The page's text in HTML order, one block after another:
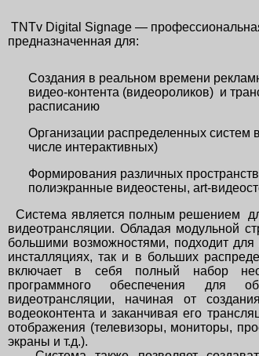
TNTv Digital Signage —
предназначенная для:
Создания в реальном времени
видео-контента (видеороликов) и
расписанию
Организации распределенных систем
числе интерактивных)
Формирования различных
полиэкранные видеостены, art-
Система является полным решением
видеотрансляции. Обладая модульной
большими возможностями, подходит
инсталляциях, так и в больших
включает в себя полный набор
программного обеспечения для
видеотрансляции, начиная от
водеоконтента и заканчивая его
отображения (телевизоры, мониторы,
экраны и т.д.).